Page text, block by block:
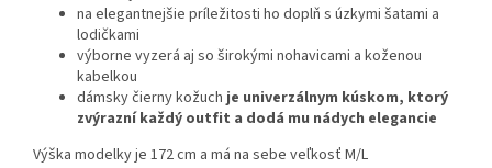
na elegantnejšie príležitosti ho doplň s úzkymi šatami a
lodičkami
výborne vyzerá aj so širokými nohavicami a koženou
kabelkou
dámsky čierny kožuchje univerzálnym kúskom, ktorý
zvýrazní každý outfit a dodá mu nádych elegancie
Výška modelky je 172 cm a má na sebe veľkosť M/L